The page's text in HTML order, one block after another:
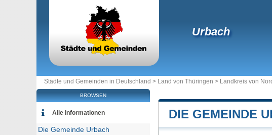
Urbach
Städte und Gemeinden in Deutschland > Land von Thüringen > Landkreis von
DIE GEMEINDE
BROWSEN
Alle Informationen
Die Gemeinde Urbach